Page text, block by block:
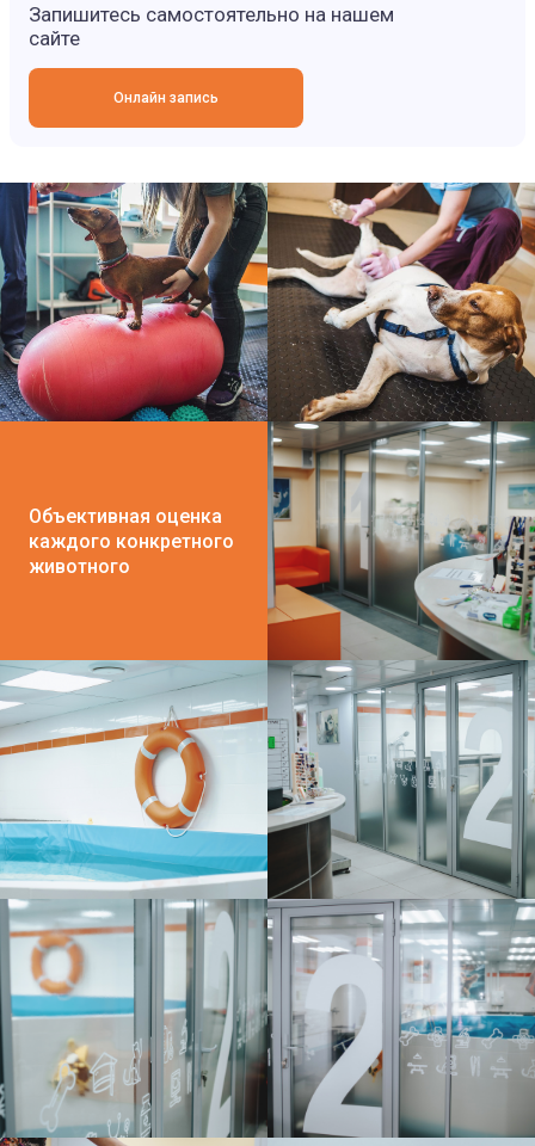
Запишитесь самостоятельно на нашем
сайте
Онлайн запись
Объективная оценка
каждого конкретного
животного